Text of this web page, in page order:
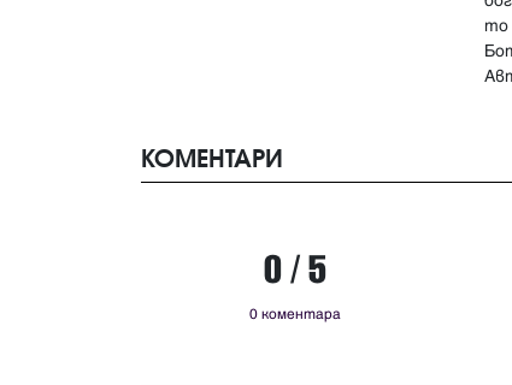
то
КОМЕНТАРИ
0 / 5
0 коментара